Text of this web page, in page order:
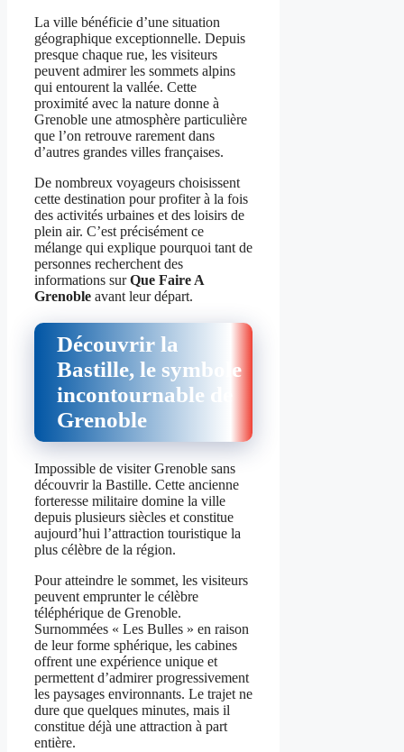
La ville bénéficie d’une situation
géographique exceptionnelle. Depuis
presque chaque rue, les visiteurs
peuvent admirer les sommets alpins
qui entourent la vallée. Cette
proximité avec la nature donne à
Grenoble une atmosphère particulière
que l’on retrouve rarement dans
d’autres grandes villes françaises.
De nombreux voyageurs choisissent
cette destination pour profiter à la fois
des activités urbaines et des loisirs de
plein air. C’est précisément ce
mélange qui explique pourquoi tant de
personnes recherchent des
informations surQue Faire A
Grenoble avant leur départ.
Découvrir la
Bastille, le symbole
incontournable de
Grenoble
Impossible de visiter Grenoble sans
découvrir la Bastille. Cette ancienne
forteresse militaire domine la ville
depuis plusieurs siècles et constitue
aujourd’hui l’attraction touristique la
plus célèbre de la région.
Pour atteindre le sommet, les visiteurs
peuvent emprunter le célèbre
téléphérique de Grenoble.
Surnommées « Les Bulles » en raison
de leur forme sphérique, les cabines
offrent une expérience unique et
permettent d’admirer progressivement
les paysages environnants. Le trajet ne
dure que quelques minutes, mais il
constitue déjà une attraction à part
entière.